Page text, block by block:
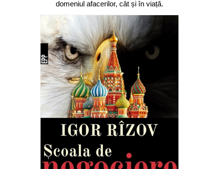
domeniul afacerilor, cât și în viață.